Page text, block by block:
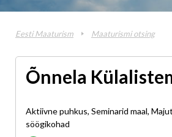
Eesti Maaturism Maaturismi otsing
Õnnela
Aktiivne puhkus, Seminarid maal,
söögikohad